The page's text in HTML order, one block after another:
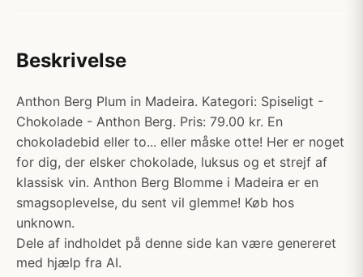
Beskrivelse
Anthon Berg Plum in Madeira. Kategori: Spiseligt -
Chokolade - Anthon Berg. Pris: 79.00 kr. En
chokoladebid eller to... eller måske otte! Her er noget
for dig, der elsker chokolade, luksus og et strejf af
klassisk vin. Anthon Berg Blomme i Madeira er en
smagsoplevelse, du sent vil glemme! Køb hos
unknown.
Dele af indholdet på denne side kan være genereret
med hjælp fra AI.